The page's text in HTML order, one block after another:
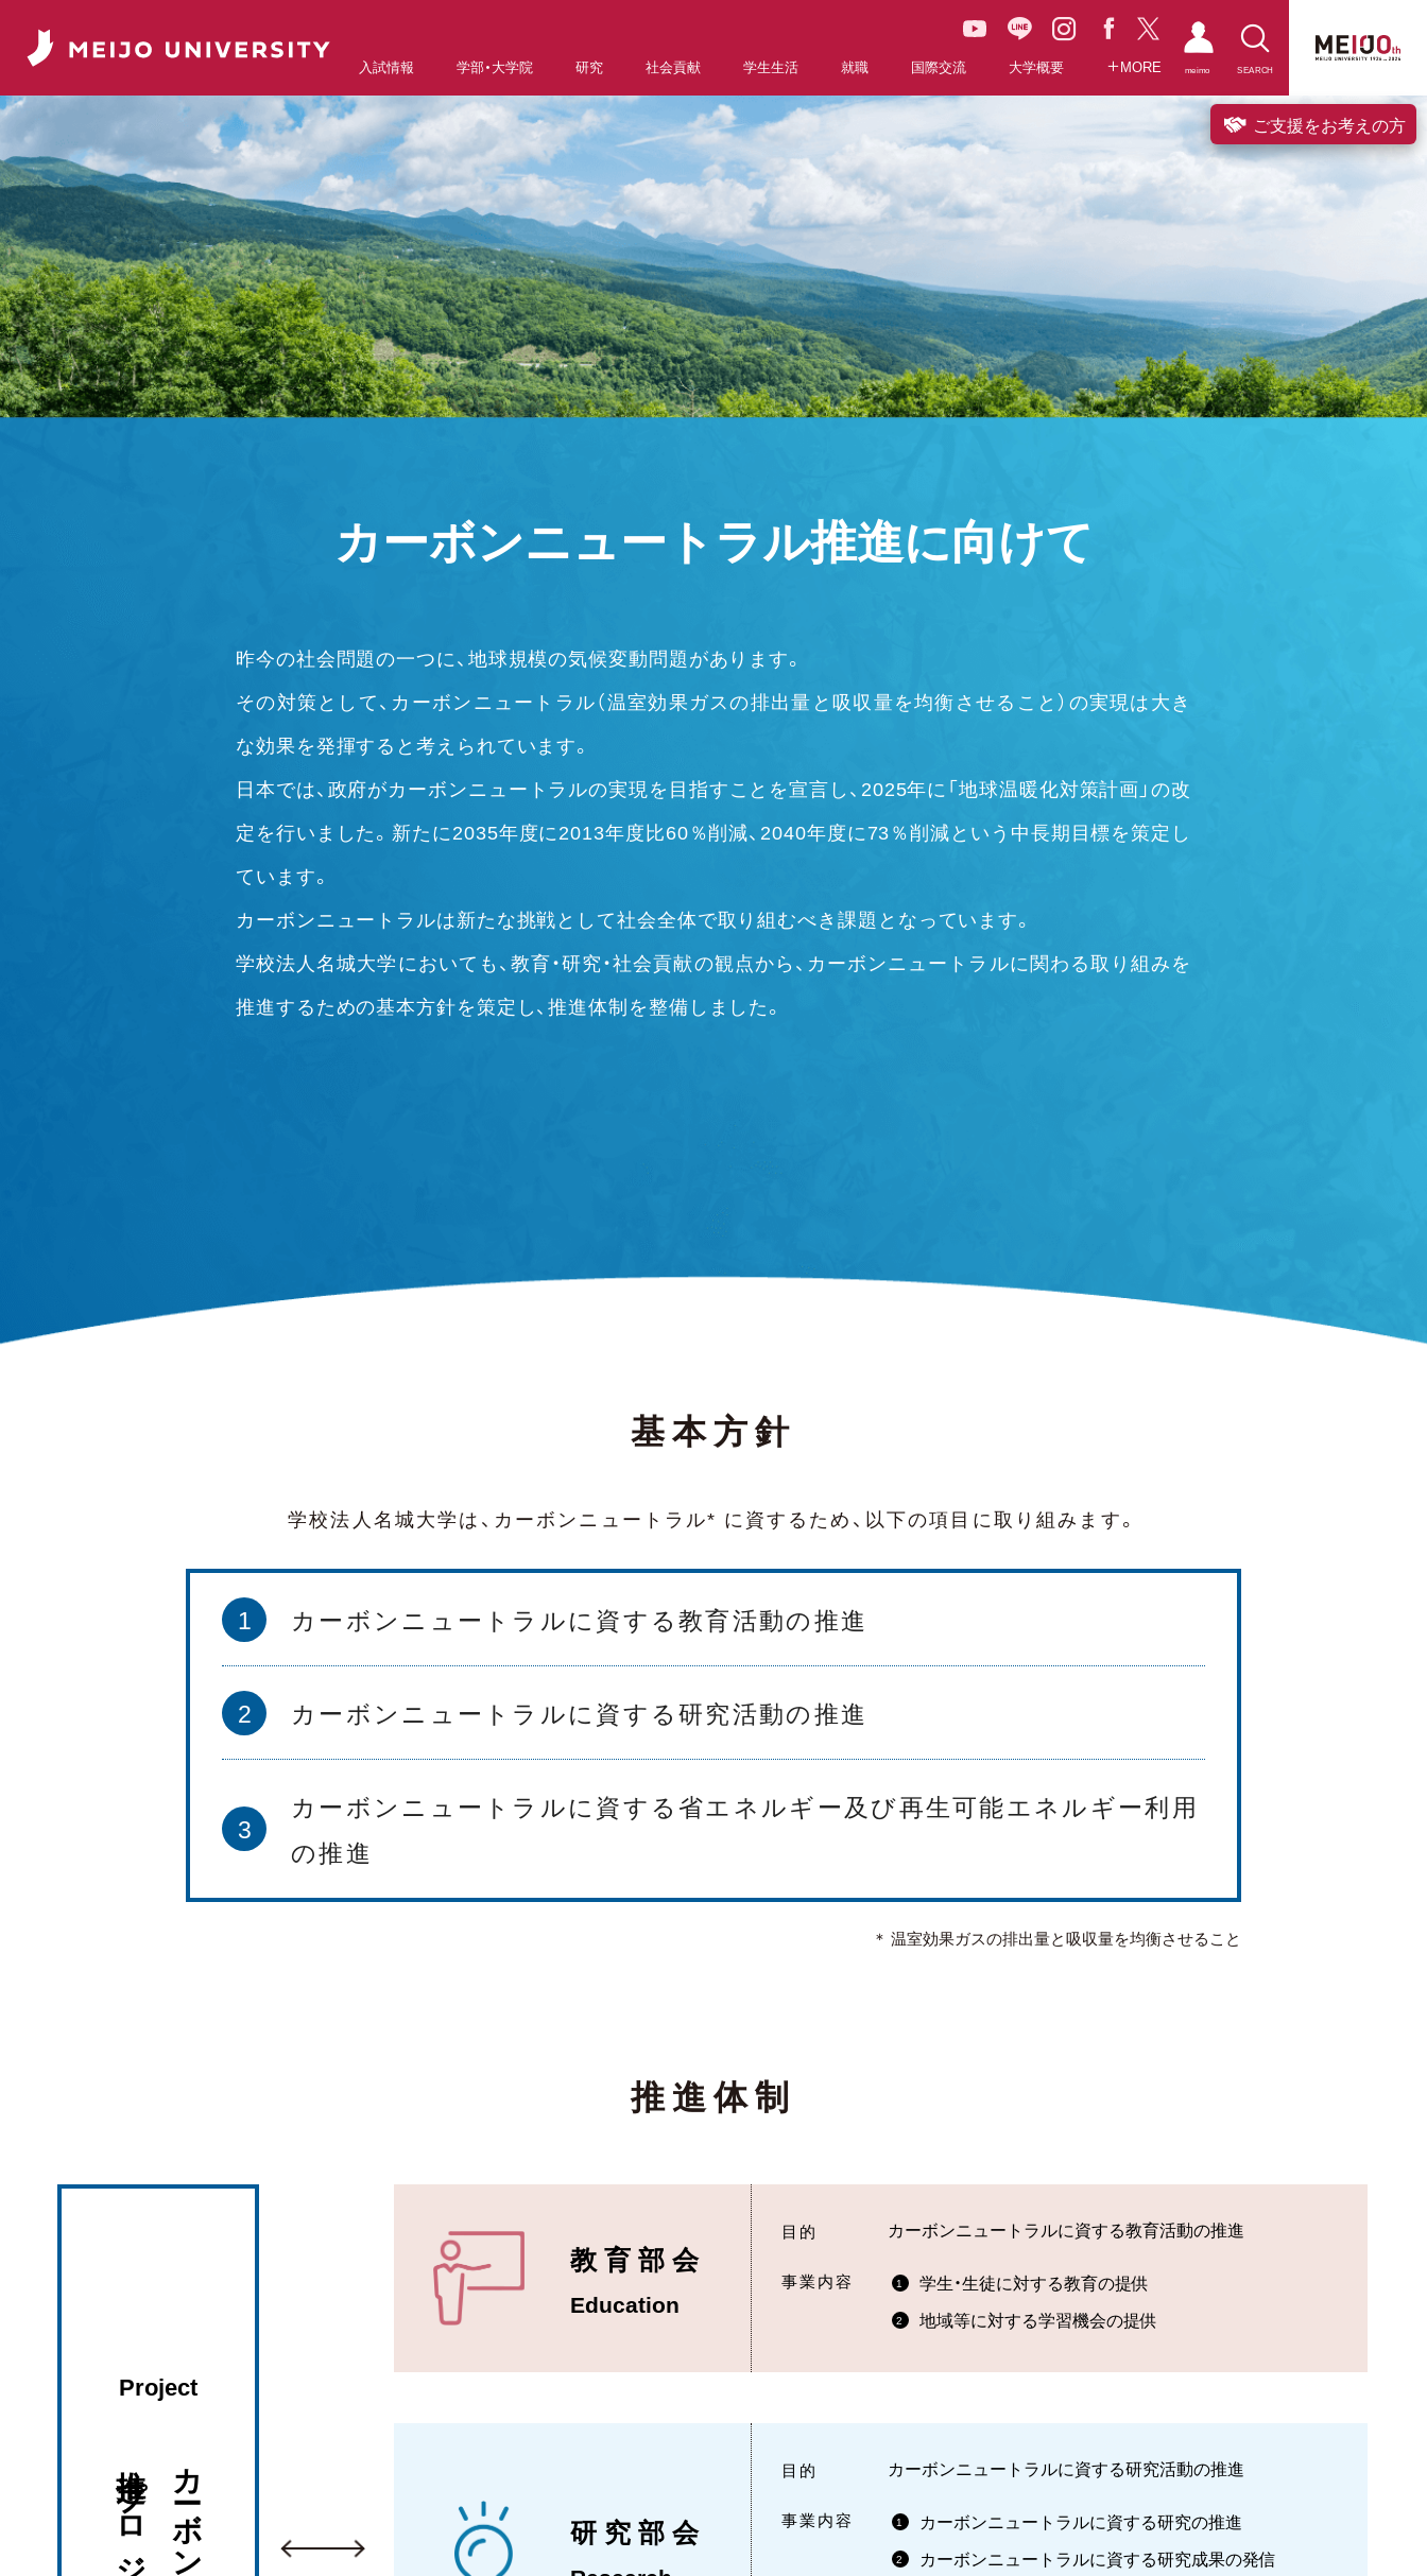
入試情報 学部・大学院 研究 社会貢献 学生生活 就職 国際交流 大学概要 MORE meimo SEARCH
ご支援をお考えの方
カーボンニュートラル推進に向けて
昨今の社会問題の一つに、地球規模の気候変動問題があります。
その対策として、カーボンニュートラル（温室効果ガスの排出量と吸収量を均衡させること）の実現は大き
な効果を発揮すると考えられています。
日本では、政府がカーボンニュートラルの実現を目指すことを宣言し、2025年に「地球温暖化対策計画」の改
定を行いました。新たに2035年度に2013年度比60％削減、2040年度に73％削減という中長期目標を策定し
ています。
カーボンニュートラルは新たな挑戦として社会全体で取り組むべき課題となっています。
学校法人名城大学においても、教育・研究・社会貢献の観点から、カーボンニュートラルに関わる取り組みを
推進するための基本方針を策定し、推進体制を整備しました。
基本方針
学校法人名城大学は、 カーボンニュートラル* に資するため、 以下の項目に取り組みます。
1 カーボンニュートラルに資する教育活動の推進
2 カーボンニュートラルに資する研究活動の推進
3
カーボンニュートラルに資する省エネルギー及び再生可能エネルギー利用
の推進
＊ 温室効果ガスの排出量と吸収量を均衡させること
推進体制
Project
教育部会
Education
目的 カーボンニュートラルに資する教育活動の推進
事業内容 1 学生・生徒に対する教育の提供
2 地域等に対する学習機会の提供
研究部会
目的 カーボンニュートラルに資する研究活動の推進
事業内容 1 カーボンニュートラルに資する研究の推進
2 カーボンニュートラルに資する研究成果の発信